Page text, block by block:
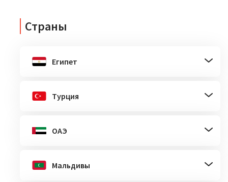
Страны
Египет
Турция
ОАЭ
Мальдивы